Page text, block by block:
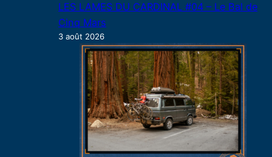
LES LAMES DU CARDINAL #04 – Le Bal de
Cinq Mars
3 août 2026